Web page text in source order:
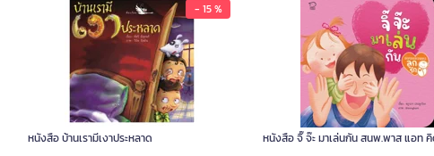
- 15 %
หนังสือ บ้านเรามีเงาประหลาด หนังสือ จิ๊ จ๊ะ มาเล่นกัน สนพ.พาส แอท